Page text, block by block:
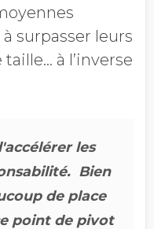
surpasser leurs
à l’inverse
les
Bien
de place
point de pivot